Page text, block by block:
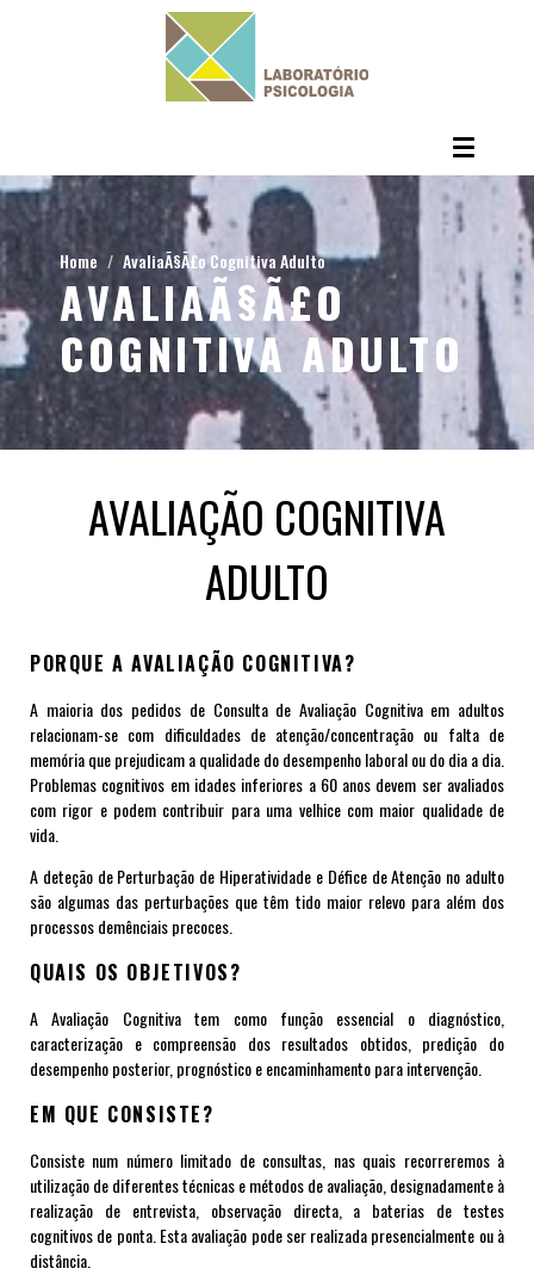
Home AvaliaÃ§Ã£o Cognitiva Adulto
AVALIAÃ§Ã£O
COGNITIVA ADULTO
AVALIAÇÃO COGNITIVA
ADULTO
PORQUE A AVALIAÇÃO COGNITIVA?
A maioria dos pedidos de Consulta de Avaliação Cognitiva em adultos
relacionam-se com dificuldades de atenção/concentração ou falta de
memória que prejudicam a qualidade do desempenho laboral ou do dia a dia.
Problemas cognitivos em idades inferiores a 60 anos devem ser avaliados
com rigor e podem contribuir para uma velhice com maior qualidade de
vida.
A deteção de Perturbação de Hiperatividade e Défice de Atenção no adulto
são algumas das perturbações que têm tido maior relevo para além dos
processos demênciais precoces.
QUAIS OS OBJETIVOS?
A Avaliação Cognitiva tem como função essencial o diagnóstico,
caracterização e compreensão dos resultados obtidos, predição do
desempenho posterior, prognóstico e encaminhamento para intervenção.
EM QUE CONSISTE?
Consiste num número limitado de consultas, nas quais recorreremos à
utilização de diferentes técnicas e métodos de avaliação, designadamente à
realização de entrevista, observação directa, a baterias de testes
cognitivos de ponta. Esta avaliação pode ser realizada presencialmente ou à
distância.